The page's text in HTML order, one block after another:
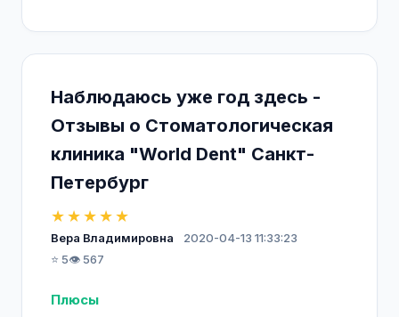
Наблюдаюсь уже год здесь -
Отзывы о Стоматологическая
клиника "World Dent" Санкт-
Петербург
★★★★★
Вера Владимировна
2020-04-13 11:33:23
⭐ 5👁️ 567
Плюсы